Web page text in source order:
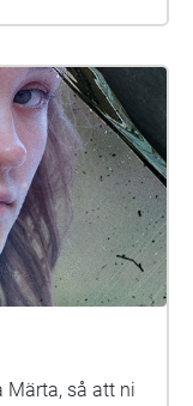
Märta, så att ni